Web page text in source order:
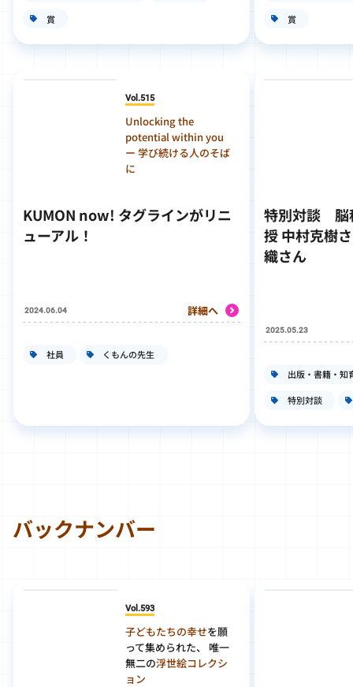
賞
Vol.515
Unlocking the
potential within you
ー 学び続ける人のそば
に
KUMON now! タグラインがリニ
ューアル！
2024.06.04 詳細へ
社員 くもんの先生
賞
特別対談
授 中村克樹
織さん
2025.05.23
出版・書籍・知
特別対談
バックナンバー
Vol.593
子どもたちの幸せを願
って集められた、 唯一
無二の浮世絵コレクシ
ョン